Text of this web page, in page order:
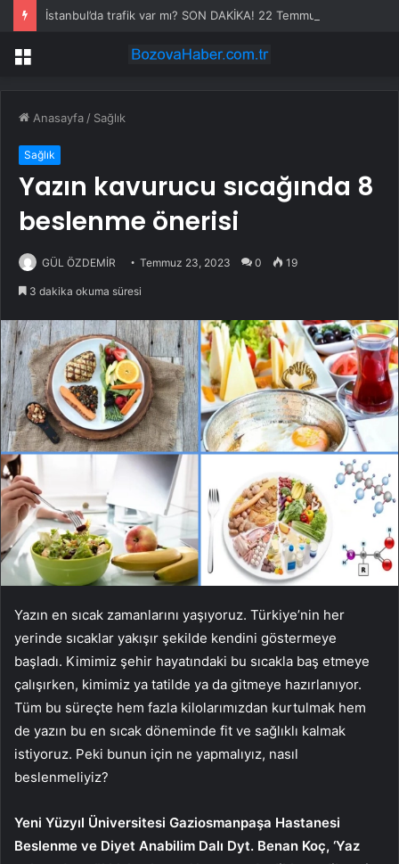
Menü
Anasayfa / Sağlık
Sağlık
Yazın kavurucu sıcağında 8
beslenme önerisi
GÜL ÖZDEMİR Temmuz 23, 2023 0 19
3 dakika okuma süresi
Yazın en sıcak zamanlarını yaşıyoruz. Türkiye’nin her
yerinde sıcaklar yakışır şekilde kendini göstermeye
başladı. Kimimiz şehir hayatındaki bu sıcakla baş etmeye
çalışırken, kimimiz ya tatilde ya da gitmeye hazırlanıyor.
Tüm bu süreçte hem fazla kilolarımızdan kurtulmak hem
de yazın bu en sıcak döneminde fit ve sağlıklı kalmak
istiyoruz. Peki bunun için ne yapmalıyız, nasıl
beslenmeliyiz?
Yeni Yüzyıl Üniversitesi Gaziosmanpaşa Hastanesi
Beslenme ve Diyet Anabilim Dalı Dyt. Benan Koç, ‘Yaz